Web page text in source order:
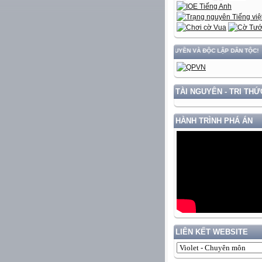
ĐẤT NƯỚC GẮN VỚI BẢO VỆ VỮNG CHẮC CHỦ QUYỀN VÀ ĐỘC LẬP DÂN TỘC!
TÀI NGUYÊN - TRI
HÀNH TRÌNH PHÁ ÁN
LIÊN KẾT WEBSITE